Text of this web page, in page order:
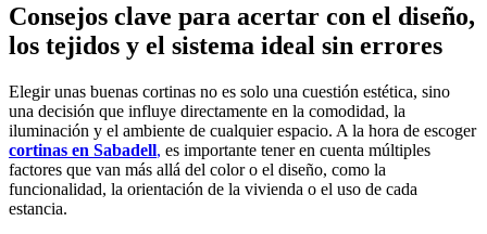
Consejos clave para acertar con el diseño,
los tejidos y el sistema ideal sin errores
Elegir unas buenas cortinas no es solo una cuestión estética, sino
una decisión que influye directamente en la comodidad, la
iluminación y el ambiente de cualquier espacio. A la hora de escoger
cortinas en Sabadell, es importante tener en cuenta múltiples
factores que van más allá del color o el diseño, como la
funcionalidad, la orientación de la vivienda o el uso de cada
estancia.